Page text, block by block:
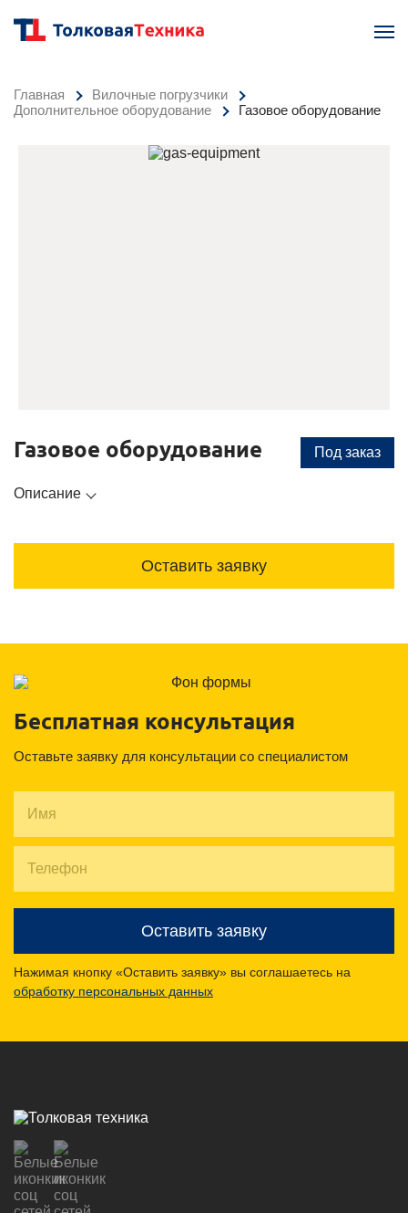
Главная
Вилочные погрузчики
Дополнительное оборудование
Газовое оборудование
Под заказ
Газовое оборудование
Описание
Оставить заявку
Бесплатная консультация
Оставьте заявку для консультации со специалистом
Оставить заявку
Нажимая кнопку «Оставить заявку» вы соглашаетесь на
обработку персональных данных